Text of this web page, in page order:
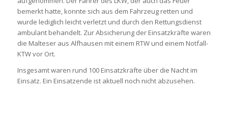
bemerkt hatte, konnte sich aus dem Fahrzeug retten und
wurde lediglich leicht verletzt und durch den Rettungsdienst
ambulant behandelt. Zur Absicherung der Einsatzkräfte waren
die Malteser aus Alfhausen mit einem RTW und einem Notfall-
KTW vor Ort.
Insgesamt waren rund 100 Einsatzkräfte über die Nacht im
Einsatz. Ein Einsatzende ist aktuell noch nicht abzusehen.